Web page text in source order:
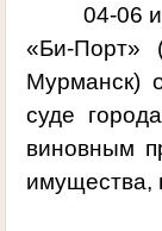
04-06
«Би-Порт»
Мурманск)
суде
виновным
имущества,